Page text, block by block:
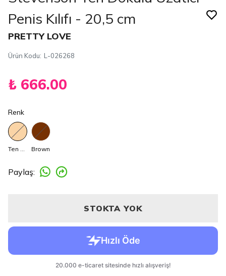
Penis Kılıfı - 20,5 cm
PRETTY LOVE
Ürün Kodu: L-026268
₺ 666.00
Renk
Ten Rengi Brown
Paylaş:
STOKTA YOK